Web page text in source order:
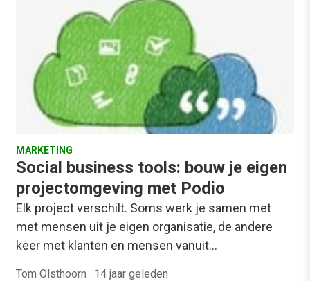
MARKETING
Social business tools: bouw je eigen
projectomgeving met Podio
Elk project verschilt. Soms werk je samen met
met mensen uit je eigen organisatie, de andere
keer met klanten en mensen vanuit…
Tom Olsthoorn · 14 jaar geleden